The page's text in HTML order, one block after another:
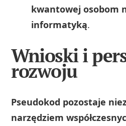
kwantowej osobom
informatyką.
Wnioski i
rozwoju
Pseudokod pozostaje
narzędziem